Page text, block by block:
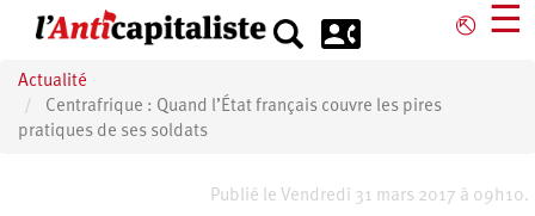
principal
⎋ ☰
Actualité
Centrafrique : Quand l’État français couvre les pires
pratiques de ses soldats
Publié le Vendredi 31 mars 2017 à 09h10.